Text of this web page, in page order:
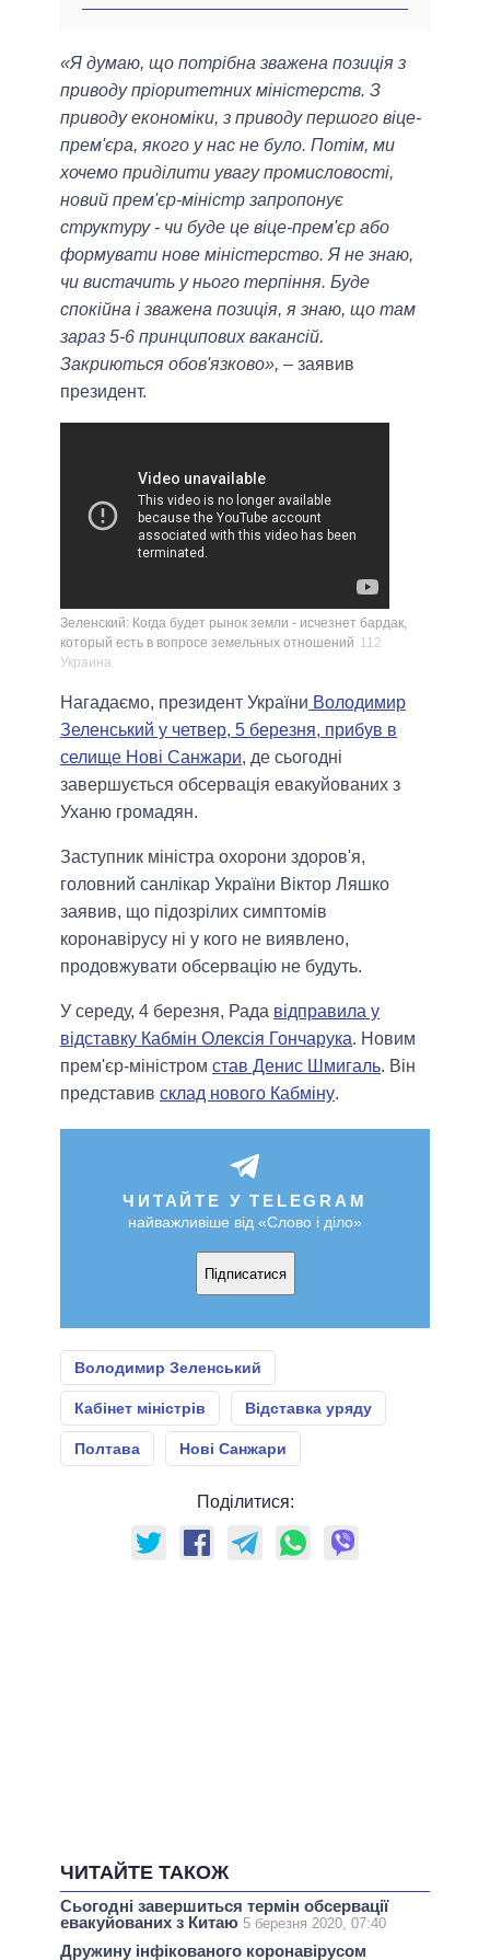
«Я думаю, що потрібна зважена позиція з
приводу пріоритетних міністерств. З
приводу економіки, з приводу першого віце-
прем'єра, якого у нас не було. Потім, ми
хочемо приділити увагу промисловості,
новий прем'єр-міністр запропонує
структуру - чи буде це віце-прем'єр або
формувати нове міністерство. Я не знаю,
чи вистачить у нього терпіння. Буде
спокійна і зважена позиція, я знаю, що там
зараз 5-6 принципових вакансій.
Закриються обов'язково», – заявив
президент.
Зеленский: Когда будет рынок земли - исчезнет бардак,
который есть в вопросе земельных отношений 112
Украина
Нагадаємо, президент України Володимир
Зеленський у четвер, 5 березня, прибув в
селище Нові Санжари, де сьогодні
завершується обсервація евакуйованих з
Уханю громадян.
Заступник міністра охорони здоров'я,
головний санлікар України Віктор Ляшко
заявив, що підозрілих симптомів
коронавірусу ні у кого не виявлено,
продовжувати обсервацію не будуть.
У середу, 4 березня, Рада відправила у
відставку Кабмін Олексія Гончарука. Новим
прем'єр-міністром став Денис Шмигаль. Він
представив склад нового Кабміну.
ЧИТАЙТЕ У TELEGRAM
найважливіше від «Слово і діло»
Підписатися
Володимир Зеленський
Кабінет міністрів Відставка уряду
Полтава Нові Санжари
Поділитися:
ЧИТАЙТЕ ТАКОЖ
Сьогодні завершиться термін обсервації
евакуйованих з Китаю 5 березня 2020, 07:40
Дружину інфікованого коронавірусом